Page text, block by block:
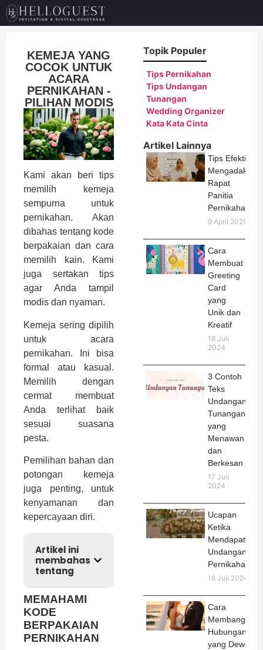
KEMEJA YANG
COCOK UNTUK
ACARA
PERNIKAHAN -
PILIHAN MODIS
Kami akan beri tips
memilih kemeja
sempurna untuk
pernikahan. Akan
dibahas tentang kode
berpakaian dan cara
memilih kain. Kami
juga sertakan tips
agar Anda tampil
modis dan nyaman.
Kemeja sering dipilih
untuk acara
pernikahan. Ini bisa
formal atau kasual.
Memilih dengan
cermat membuat
Anda terlihat baik
sesuai suasana
pesta.
Pemilihan bahan dan
potongan kemeja
juga penting, untuk
kenyamanan dan
kepercayaan diri.
Artikel ini
membahas
tentang
MEMAHAMI
KODE
BERPAKAIAN
PERNIKAHAN
Topik Populer
Tips Pernikahan
Tips Undangan
Tunangan
Wedding Organizer
Kata Kata Cinta
Artikel Lainnya
Tips Efektif
Mengadakan
Rapat
Panitia
Pernikahan
9 April 2025
Cara
Membuat
Greeting
Card
yang
Unik dan
Kreatif
18 Juli
2024
3 Contoh
Teks
Undangan
Tunangan
yang
Menawan
dan
Berkesan
17 Juli
2024
Ucapan
Ketika
Mendapat
Undangan
Pernikahan
16 Juli 2024
Cara
Membangun
Hubungan
yang Dewasa